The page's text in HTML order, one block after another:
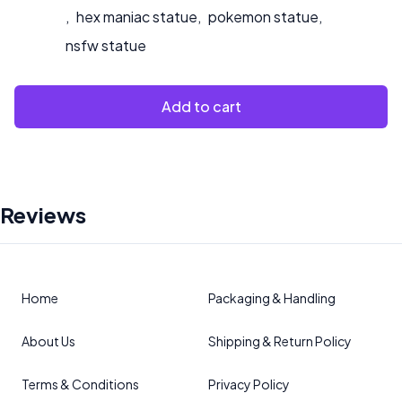
, hex maniac statue, pokemon statue,
nsfw statue
Add to cart
Reviews
Home
About Us
Terms & Conditions
Packaging & Handling
Shipping & Return Policy
Privacy Policy